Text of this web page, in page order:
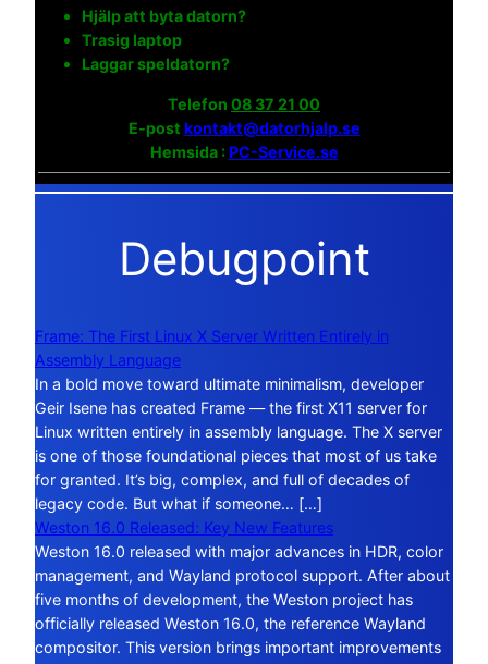
Hjälp att byta datorn?
Trasig laptop
Laggar speldatorn?
Telefon 08 37 21 00
E-post kontakt@datorhjalp.se
Hemsida :PC-Service.se
Debugpoint
Frame: The First Linux X Server Written Entirely in
Assembly Language
In a bold move toward ultimate minimalism, developer
Geir Isene has created Frame — the first X11 server for
Linux written entirely in assembly language. The X server
is one of those foundational pieces that most of us take
for granted. It’s big, complex, and full of decades of
legacy code. But what if someone… […]
Weston 16.0 Released: Key New Features
Weston 16.0 released with major advances in HDR, color
management, and Wayland protocol support. After about
five months of development, the Weston project has
officially released Weston 16.0, the reference Wayland
compositor. This version brings important improvements